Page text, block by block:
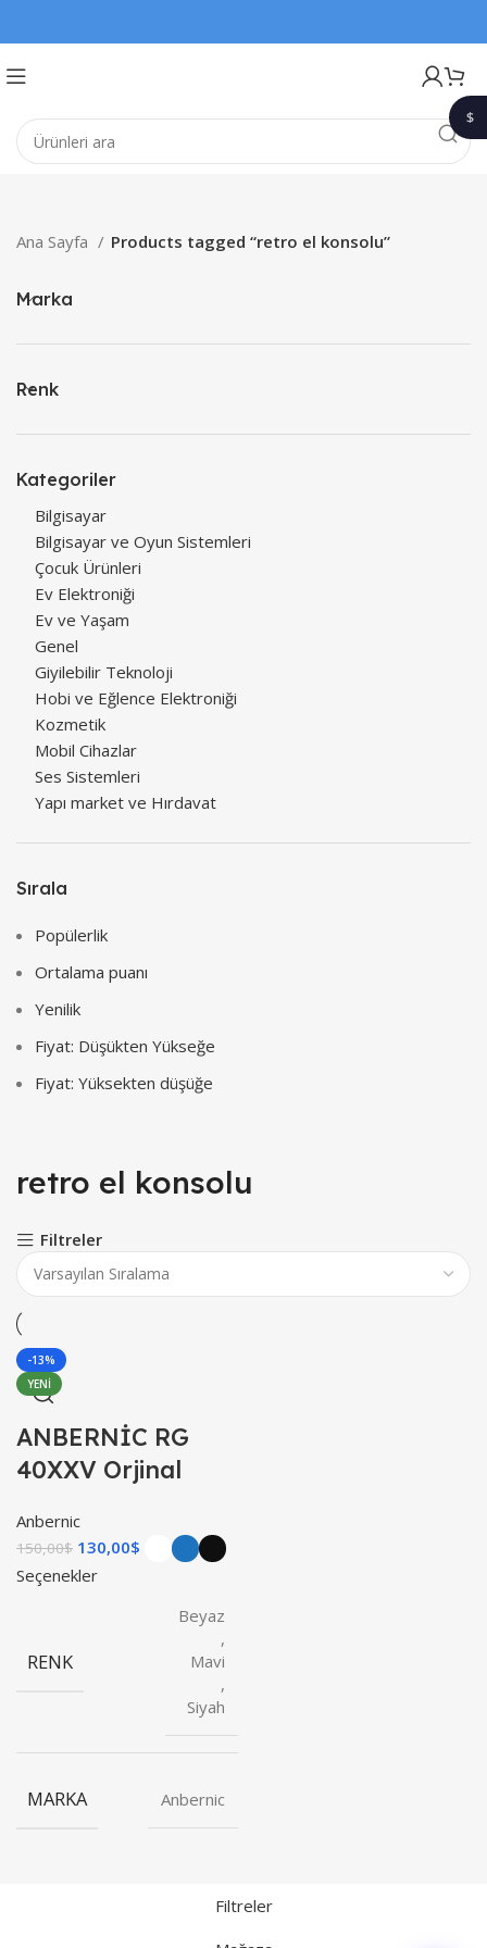
Ana Sayfa Products tagged “retro el konsolu”
Marka
Renk
Kategoriler
Bilgisayar
Bilgisayar ve Oyun Sistemleri
Çocuk Ürünleri
Ev Elektroniği
Ev ve Yaşam
Genel
Giyilebilir Teknoloji
Hobi ve Eğlence Elektroniği
Kozmetik
Mobil Cihazlar
Ses Sistemleri
Yapı market ve Hırdavat
Sırala
Popülerlik
Ortalama puanı
Yenilik
Fiyat: Düşükten Yükseğe
Fiyat: Yüksekten düşüğe
retro el konsolu
Filtreler
-13%
YENI
ANBERNİC RG
40XXV Orjinal
Anbernic
150,00$ 130,00$
Seçenekler
RENK
Beyaz
,
Mavi
,
Siyah
MARKA Anbernic
Filtreler
$